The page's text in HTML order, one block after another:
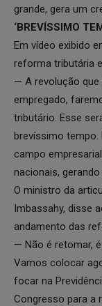
grande, gera um
‘BREVÍSSIMO
Em vídeo exibido
reforma tributária
— A revolução
empregado,
tributário. Esse
brevíssimo
campo
nacionais,
O ministro da
Imbassahy, disse
andamento das
— Não é retomar,
Vamos colocar
focar na
Congresso para a